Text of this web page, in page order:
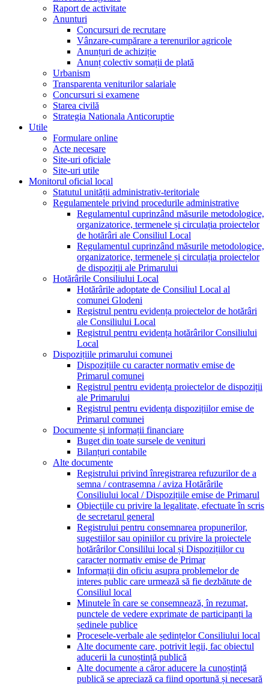
Raport de activitate
Anunturi
Concursuri de recrutare
Vânzare-cumpărare a terenurilor agricole
Anunțuri de achiziție
Anunț colectiv somații de plată
Urbanism
Transparenta veniturilor salariale
Concursuri si examene
Starea civilă
Strategia Nationala Anticoruptie
Utile
Formulare online
Acte necesare
Site-uri oficiale
Site-uri utile
Monitorul oficial local
Statutul unității administrativ-teritoriale
Regulamentele privind procedurile administrative
Regulamentul cuprinzând măsurile metodologice,
organizatorice, termenele și circulația proiectelor
de hotărâri ale Consiliul Local
Regulamentul cuprinzând măsurile metodologice,
organizatorice, termenele și circulația proiectelor
de dispoziții ale Primarului
Hotărârile Consiliului Local
Hotărârile adoptate de Consiliul Local al
comunei Glodeni
Registrul pentru evidența proiectelor de hotărâri
ale Consiliului Local
Registrul pentru evidența hotărârilor Consiliului
Local
Dispozițiile primarului comunei
Dispozițiile cu caracter normativ emise de
Primarul comunei
Registrul pentru evidența proiectelor de dispoziții
ale Primarului
Registrul pentru evidența dispozițiilor emise de
Primarul comunei
Documente și informații financiare
Buget din toate sursele de venituri
Bilanțuri contabile
Alte documente
Registrului privind înregistrarea refuzurilor de a
semna / contrasemna / aviza Hotărârile
Consiliului local / Dispozițiile emise de Primarul
Obiecțiile cu privire la legalitate, efectuate în scris
de secretarul general
Registrului pentru consemnarea propunerilor,
sugestiilor sau opiniilor cu privire la proiectele
hotărârilor Consililui local și Dispozițiilor cu
caracter normativ emise de Primar
Informații din oficiu asupra problemelor de
interes public care urmează să fie dezbătute de
Consiliul local
Minutele în care se consemnează, în rezumat,
punctele de vedere exprimate de participanți la
ședinele publice
Procesele-verbale ale ședințelor Consiliului local
Alte documente care, potrivit legii, fac obiectul
aducerii la cunoștință publică
Alte documente a căror aducere la cunoștință
publică se apreciază ca fiind oportună și necesară